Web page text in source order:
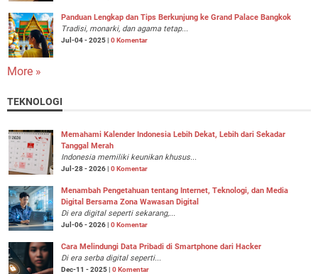
Panduan Lengkap dan Tips Berkunjung ke Grand Palace Bangkok
Tradisi, monarki, dan agama tetap...
Jul-04 - 2025 | 0 Komentar
More »
TEKNOLOGI
Memahami Kalender Indonesia Lebih Dekat, Lebih dari Sekadar
Tanggal Merah
Indonesia memiliki keunikan khusus...
Jul-28 - 2026 | 0 Komentar
Menambah Pengetahuan tentang Internet, Teknologi, dan Media
Digital Bersama Zona Wawasan Digital
Di era digital seperti sekarang,...
Jul-06 - 2026 | 0 Komentar
Cara Melindungi Data Pribadi di Smartphone dari Hacker
Di era serba digital seperti...
Dec-11 - 2025 | 0 Komentar